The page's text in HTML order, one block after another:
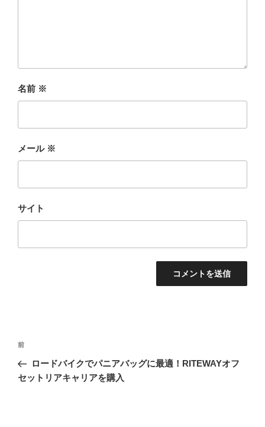
名前 ※
メール ※
サイト
投
ナ
前
の
投
前
ロードバイクでパニアバッグに最適！RITEWAYオフ
セットリアキャリアを購入